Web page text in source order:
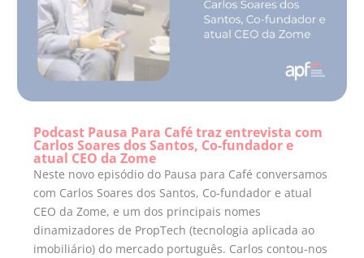
Podcast Pausa Para Café traz entrevista com
Carlos Soares dos Santos, Co-fundador e
atual CEO da Zome
Neste novo episódio do Pausa para Café conversamos
com Carlos Soares dos Santos, Co-fundador e atual
CEO da Zome, e um dos principais nomes
dinamizadores de PropTech (tecnologia aplicada ao
imobiliário) do mercado português. Carlos contou-nos